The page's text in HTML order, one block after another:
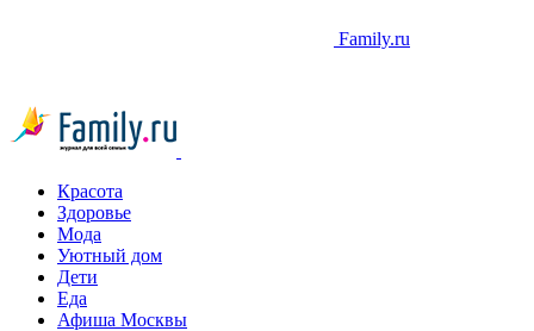
Family.ru
Красота
Здоровье
Мода
Уютный дом
Дети
Еда
Афиша Москвы